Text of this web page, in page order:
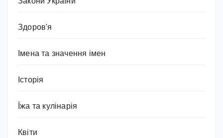
Здоров'я
Імена та значення імен
Історія
Їжа та кулінарія
Квіти